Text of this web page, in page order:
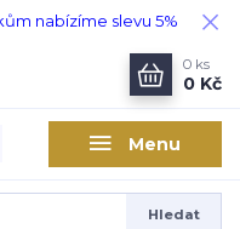
nabízíme slevu 5%
Menu
Hledat
0 ks
0 Kč